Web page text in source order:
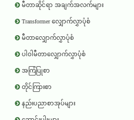
မီတာဆိုင်ရာ အချက်အလက်များ
Transformer လျှောက်လွှာပုံစံ
မီတာလျှောက်လွှာပုံစံ
ပါဝါမီတာလျှောက်လွှာပုံစံ
အကြံပြုစာ
တိုင်ကြားစာ
နည်းပညာစာအုပ်များ